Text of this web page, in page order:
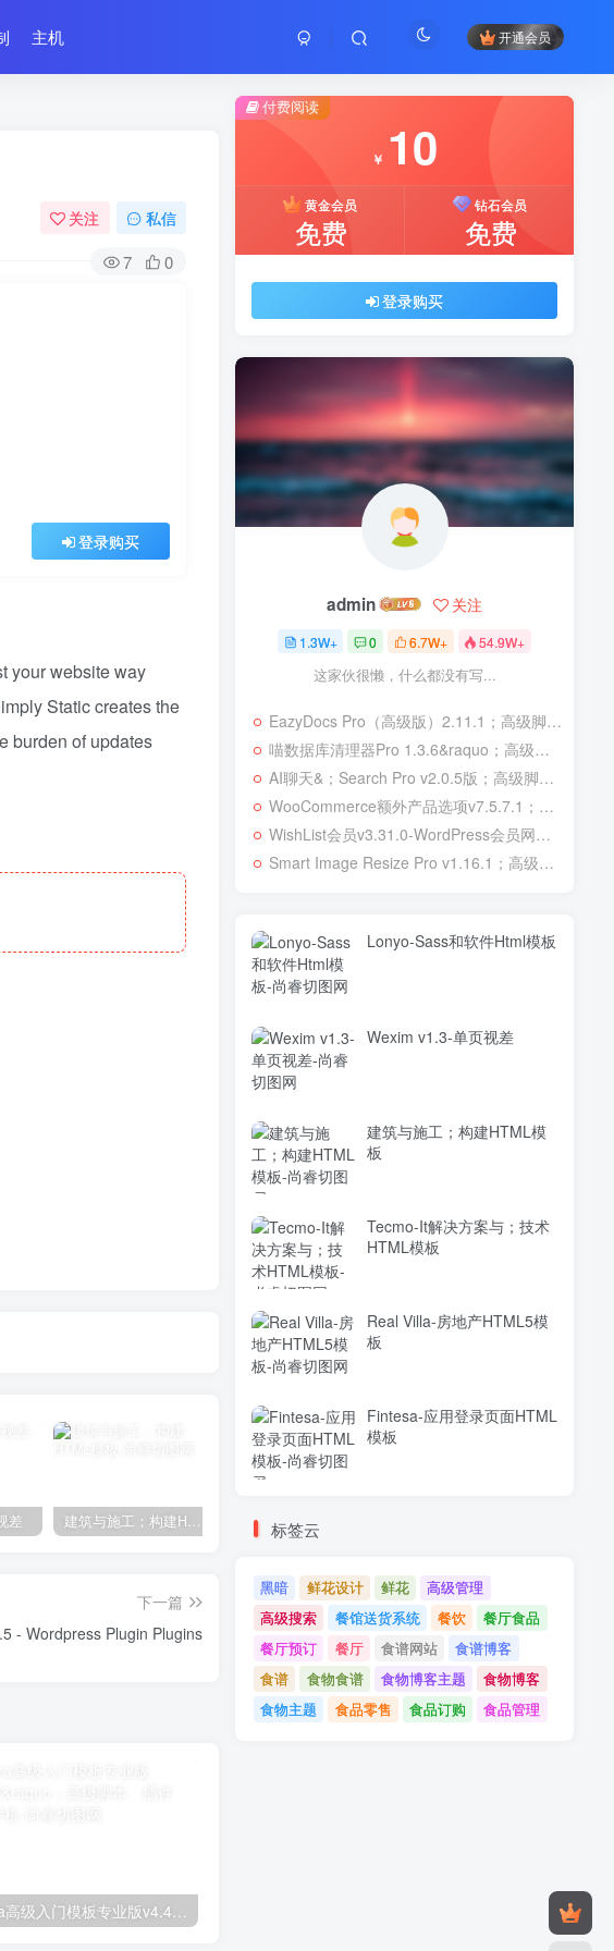
主机 开通会员
关注 私信
7 0
登录购买
your website way
Static creates the
burden of updates
差 建筑与施工；构建HTML模板
下一篇
Salon Booking 8.3.5 - Wordpress Plugin Plugins
付费阅读
￥ 10
黄金会员
免费
钻石会员
免费
登录购买
admin 关注
1.3W+ 0 6.7W+ 54.9W+
这家伙很懒，什么都没有写...
EazyDocs Pro（高级版）2.11.1；高级脚本、插件和；移动
喵数据库清理器Pro 1.3.6&raquo；高级脚本、插件和；移动
AI聊天&；Search Pro v2.0.5版；高级脚本、插件和；移动
WooCommerce额外产品选项v7.5.7.1；高级脚本、插件和；移动
WishList会员v3.31.0-WordPress会员网站；高级脚本、插件和；移动
Smart Image Resize Pro v1.16.1；高级脚本、插件和；移动
Lonyo-Sass和软件Html模板
Wexim v1.3-单页视差
建筑与施工；构建HTML模
板
Tecmo-It解决方案与；技术
HTML模板
Real Villa-房地产HTML5模
板
Fintesa-应用登录页面HTML
模板
标签云
黑暗 鲜花设计 鲜花
高级管理
高级搜索
餐馆送货系统 餐饮
餐厅食品
餐厅预订
餐厅 食谱网站
食谱博客
食谱
食物食谱 食物博客主题
食物博客
食物主题
食品零售 食品订购 食品管理